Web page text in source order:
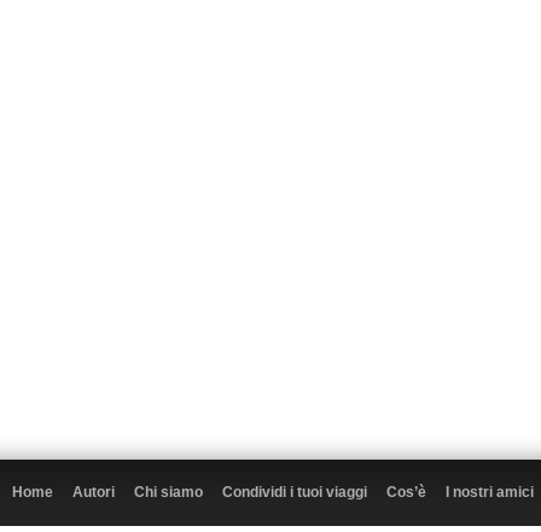
Home Autori Chi siamo Condividi i tuoi viaggi Cos’è I nostri amici